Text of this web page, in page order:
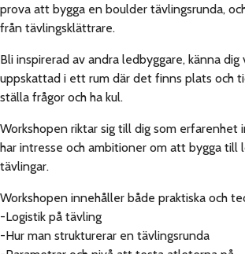
prova att bygga en boulder tävlingsrunda,
från tävlingsklättrare.
Bli inspirerad av andra ledbyggare, känna
uppskattad i ett rum där det finns plats och
ställa frågor och ha kul.
Workshopen riktar sig till dig som erfarenhet
har intresse och ambitioner om att bygga till
tävlingar.
Workshopen innehåller både praktiska och
-Logistik på tävling
-Hur man strukturerar en tävlingsrunda